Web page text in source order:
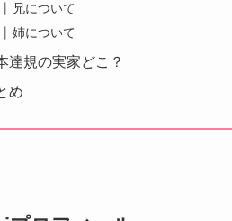
兄について
姉について
達規の実家どこ？
め